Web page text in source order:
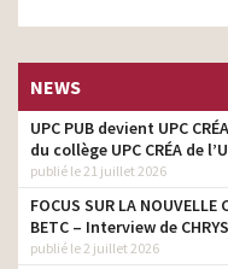
NEWS
UPC PUB devient UPC
du collège UPC CRÉA de
publié le 21 juillet 2026
FOCUS SUR LA NOUVELLE
BETC – Interview de
publié le 2 juillet 2026